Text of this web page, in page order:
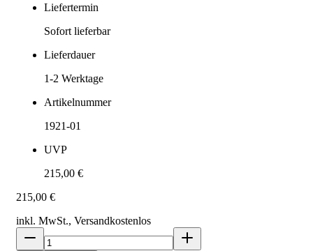
Liefertermin
Sofort lieferbar
Lieferdauer
1-2 Werktage
Artikelnummer
1921-01
UVP
215,00 €
215,00 €
inkl. MwSt., Versandkostenlos